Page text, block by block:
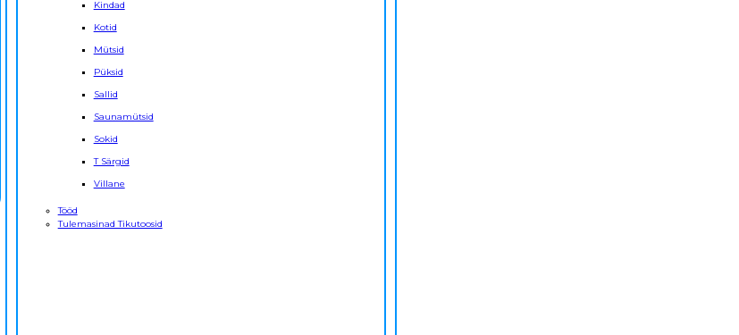
Kindad
Kotid
Mütsid
Püksid
Sallid
Saunamütsid
Sokid
T Särgid
Villane
Tööd
Tulemasinad Tikutoosid